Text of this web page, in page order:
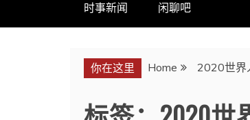
时事新闻 闲聊吧
你在这里 Home 2020世界